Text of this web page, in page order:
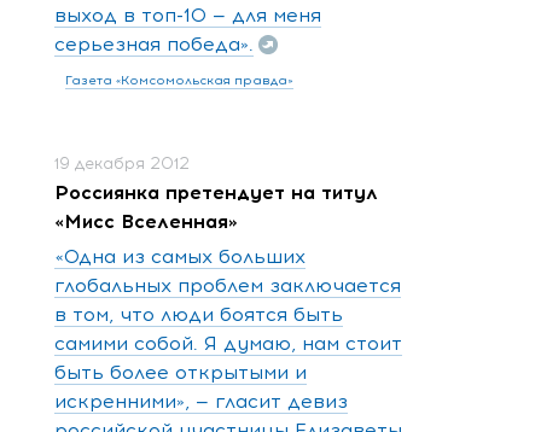
выход в топ-10 — для меня
серьезная победа».
Газета «Комсомольская правда»
19 декабря 2012
Россиянка претендует на титул
«Мисс Вселенная»
«Одна из самых больших
глобальных проблем заключается
в том, что люди боятся быть
самими собой. Я думаю, нам стоит
быть более открытыми и
искренними», — гласит девиз